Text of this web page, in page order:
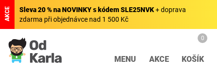
AKCE Sleva 20 % na NOVINKY s kódem SLE25NVK+ doprava
zdarma při objednávce nad 1 500 Kč
MENU AKCE
0
KOŠÍK